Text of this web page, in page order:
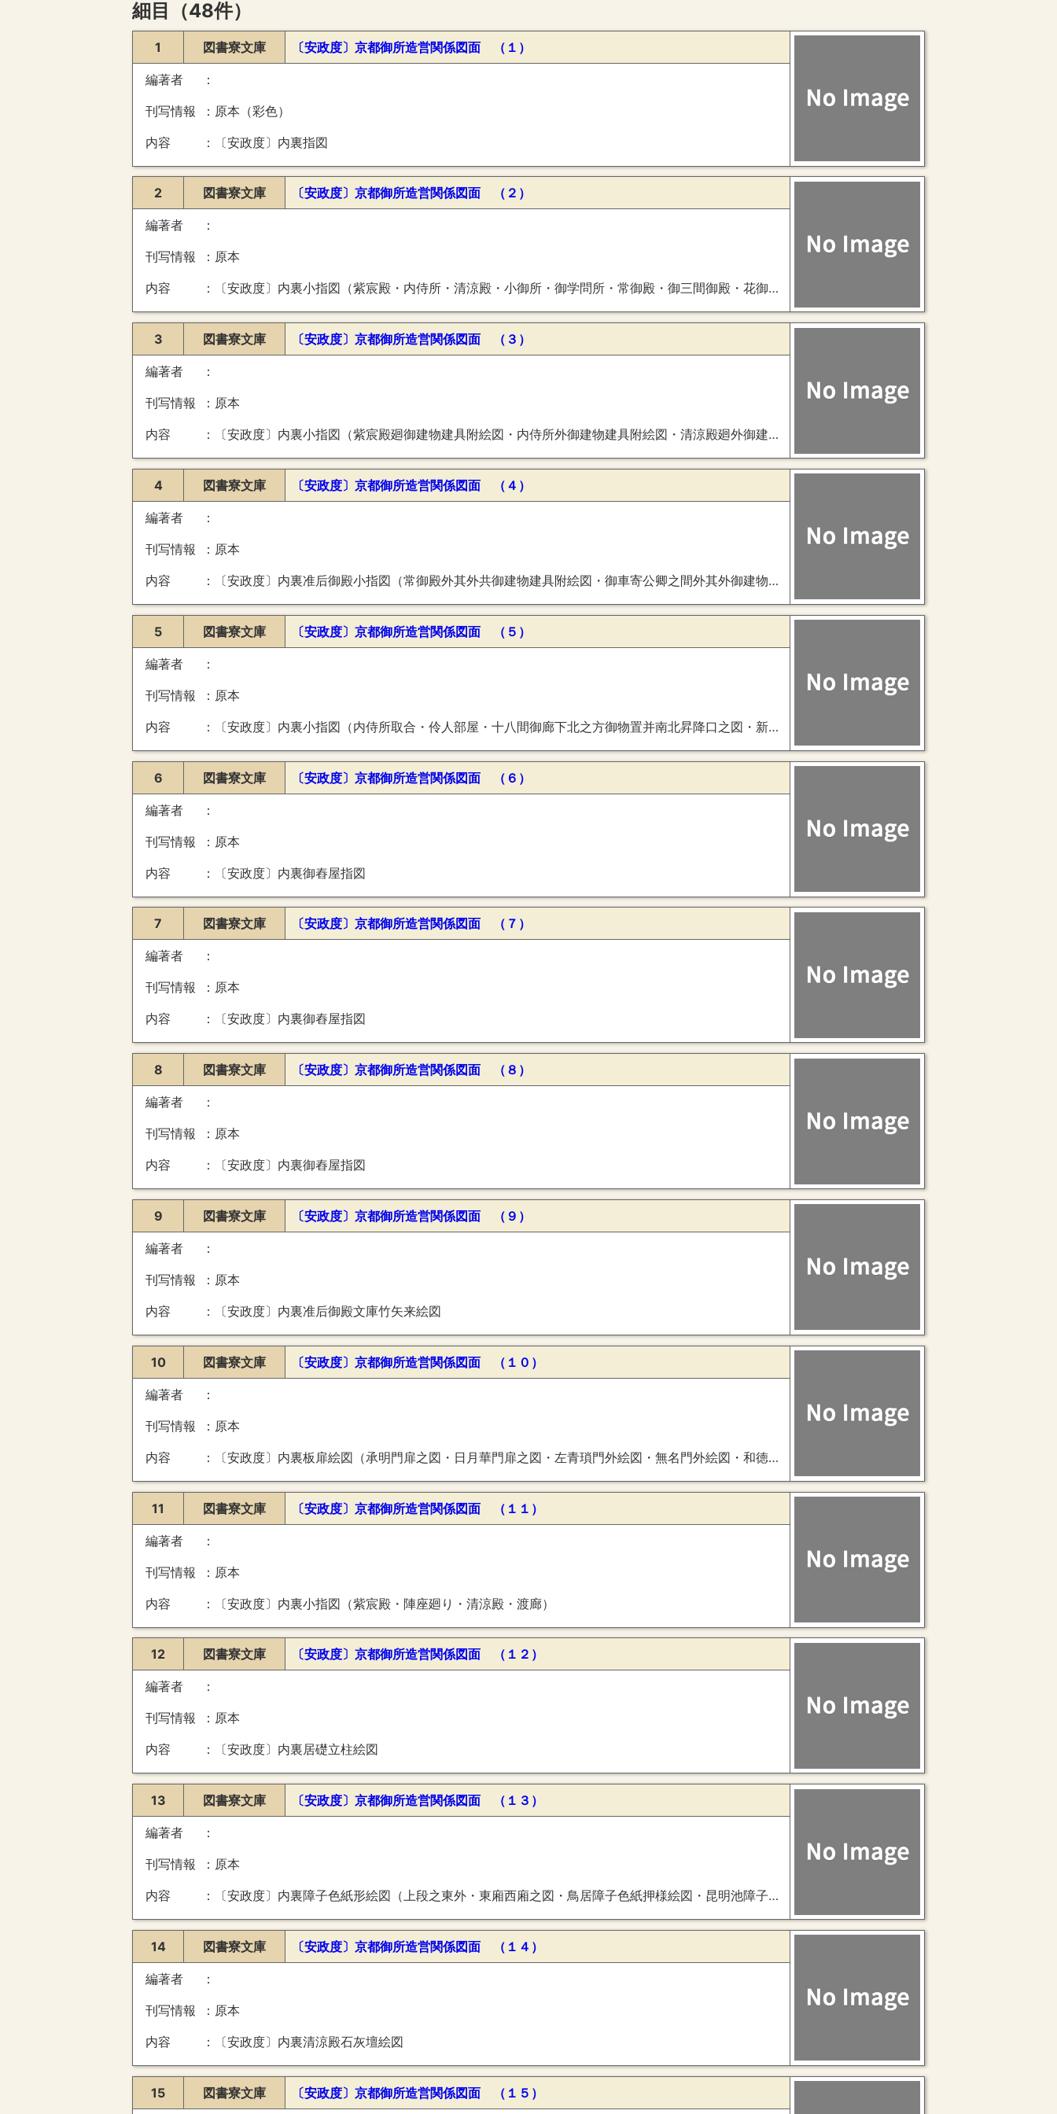
細目（48件）
1 図書寮文庫 〔安政度〕京都御所造営関係図面 （１）
編著者
刊写情報
原本（彩色）
内容
〔安政度〕内裏指図
2 図書寮文庫 〔安政度〕京都御所造営関係図面 （２）
編著者
刊写情報
原本
内容
〔安政度〕内裏小指図（紫宸殿・内侍所・清涼殿・小御所・御学問所・常御殿・御三間御殿・花御殿・准后飛香舎代・准后常御殿）
3 図書寮文庫 〔安政度〕京都御所造営関係図面 （３）
編著者
刊写情報
原本
内容
〔安政度〕内裏小指図（紫宸殿廻御建物建具附絵図・内侍所外御建物建具附絵図・清涼殿廻外御建物建具附絵図・小御所外御建物建具附絵図・御涼所外御建物建具附絵図・参内殿奏者所外御建物建具附絵図・溜之間廻外御建物建具附絵図・伝奏部屋外御建物建具附絵図・東対屋廻御建物建具附絵図・西対屋廻御建物建具附絵図・執次部屋外御建物建具附絵図・唐御門番所外御建物建具附絵図）
4 図書寮文庫 〔安政度〕京都御所造営関係図面 （４）
編著者
刊写情報
原本
内容
〔安政度〕内裏准后御殿小指図（常御殿外其外共御建物建具附絵図・御車寄公卿之間外其外御建物建具附絵図）
5 図書寮文庫 〔安政度〕京都御所造営関係図面 （５）
編著者
刊写情報
原本
内容
〔安政度〕内裏小指図（内侍所取合・伶人部屋・十八間御廊下北之方御物置并南北昇降口之図・新御廊下南北昇降口開之図・申口并男居之辺・従常御殿北御廊下至花御殿御模様替之図・長橋局御物仕部屋・囲炉裏之間・御差部屋御末部屋女嬬部屋・奏者所・非蔵人口・内々外様湯殿・表使詰所之辺・近習番所以下御詰廻り・東西対屋・准后御殿・准后御殿御車寄図・准后御殿対屋・准后御殿三仲間図）
6 図書寮文庫 〔安政度〕京都御所造営関係図面 （６）
編著者
刊写情報
原本
内容
〔安政度〕内裏御舂屋指図
7 図書寮文庫 〔安政度〕京都御所造営関係図面 （７）
編著者
刊写情報
原本
内容
〔安政度〕内裏御舂屋指図
8 図書寮文庫 〔安政度〕京都御所造営関係図面 （８）
編著者
刊写情報
原本
内容
〔安政度〕内裏御舂屋指図
9 図書寮文庫 〔安政度〕京都御所造営関係図面 （９）
編著者
刊写情報
原本
内容
〔安政度〕内裏准后御殿文庫竹矢来絵図
10 図書寮文庫 〔安政度〕京都御所造営関係図面 （１０）
編著者
刊写情報
原本
内容
〔安政度〕内裏板扉絵図（承明門扉之図・日月華門扉之図・左青瑣門外絵図・無名門外絵図・和徳門唐戸之図・敷政門唐戸之図・神仙門唐戸之図・次将座唐戸之図・南廊土渡廊間タ唐戸之図・下侍唐戸之図・下侍唐戸之図・下侍唐戸之図・納殿唐戸之図・議所唐戸之図・紫宸殿弐丈之間唐戸之図・紫宸殿壱丈之間唐戸之図・紫宸殿掖戸之図（東方）・紫宸殿掖戸之図（西方）・清涼殿大唐戸之図・清涼殿唐戸之図・清涼殿殿上上之戸図）
11 図書寮文庫 〔安政度〕京都御所造営関係図面 （１１）
編著者
刊写情報
原本
内容
〔安政度〕内裏小指図（紫宸殿・陣座廻り・清涼殿・渡廊）
12 図書寮文庫 〔安政度〕京都御所造営関係図面 （１２）
編著者
刊写情報
原本
内容
〔安政度〕内裏居礎立柱絵図
13 図書寮文庫 〔安政度〕京都御所造営関係図面 （１３）
編著者
刊写情報
原本
内容
〔安政度〕内裏障子色紙形絵図（上段之東外・東廂西廂之図・鳥居障子色紙押様絵図・昆明池障子北面・布障子色紙押様絵図・小障子表裏之図・小御所障子色紙押様絵図・昆明池障子北面色紙之押様）
14 図書寮文庫 〔安政度〕京都御所造営関係図面 （１４）
編著者
刊写情報
原本
内容
〔安政度〕内裏清涼殿石灰壇絵図
15 図書寮文庫 〔安政度〕京都御所造営関係図面 （１５）